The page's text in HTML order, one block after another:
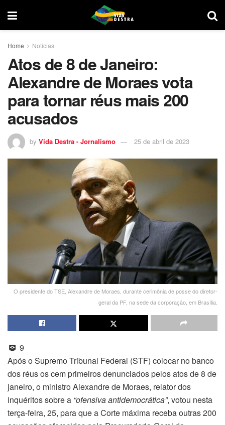
Home Noticias
Atos de 8 de Janeiro:
Alexandre de Moraes vota
para tornar réus mais 200
acusados
by Vida Destra - Jornalismo 25 de abril de 2023
O presidente do TSE, Alexandre de Moraes, durante cerimônia de posse do diretor-
geral da PF, na sede da corporação, em Brasília.
9
Após o Supremo Tribunal Federal (STF) colocar no banco
dos réus os cem primeiros denunciados pelos atos de 8 de
janeiro, o ministro Alexandre de Moraes, relator dos
inquéritos sobre a “ofensiva antidemocrática”, votou nesta
terça-feira, 25, para que a Corte máxima receba outras 200